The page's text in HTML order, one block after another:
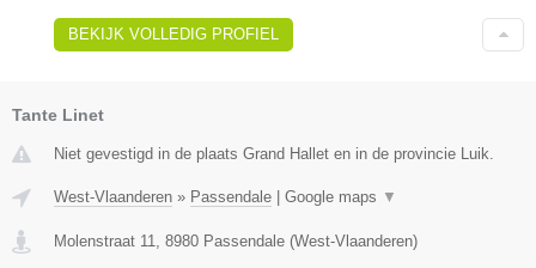
BEKIJK VOLLEDIG PROFIEL
Tante Linet
Niet gevestigd in de plaats Grand Hallet en in de provincie Luik.
West-Vlaanderen » Passendale Google maps ▼
Molenstraat 11 8980 Passendale (West-Vlaanderen)